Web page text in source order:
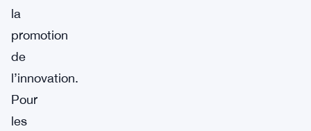
la
promotion
de
l’innovation.
Pour
les